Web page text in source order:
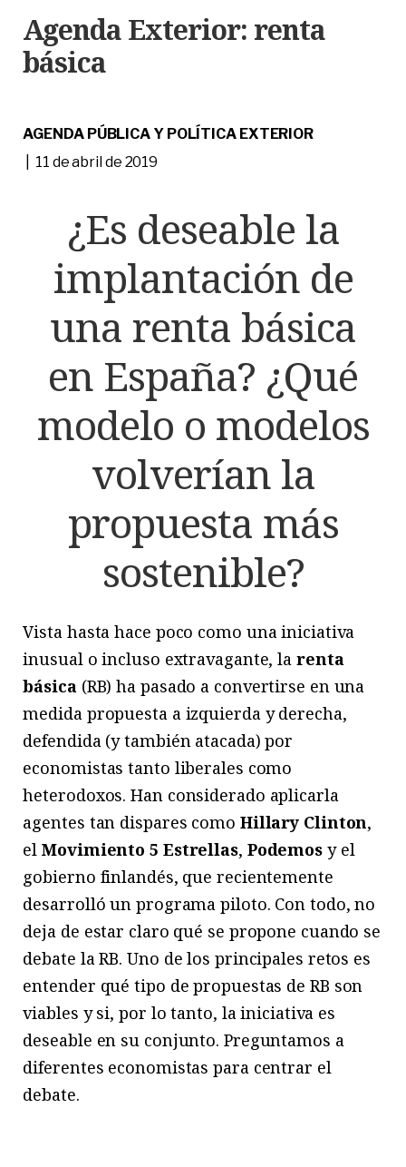
Agenda Exterior: renta
básica
AGENDA PÚBLICA Y POLÍTICA EXTERIOR
| 11 de abril de 2019
¿Es deseable la
implantación de
una renta básica
en España? ¿Qué
modelo o modelos
volverían la
propuesta más
sostenible?
Vista hasta hace poco como una iniciativa
inusual o incluso extravagante, la renta
básica(RB) ha pasado a convertirse en una
medida propuesta a izquierda y derecha,
defendida (y también atacada) por
economistas tanto liberales como
heterodoxos. Han considerado aplicarla
agentes tan dispares como Hillary Clinton,
elMovimiento 5 Estrellas, Podemos y el
gobierno finlandés, que recientemente
desarrolló un programa piloto. Con todo, no
deja de estar claro qué se propone cuando se
debate la RB. Uno de los principales retos es
entender qué tipo de propuestas de RB son
viables y si, por lo tanto, la iniciativa es
deseable en su conjunto. Preguntamos a
diferentes economistas para centrar el
debate.